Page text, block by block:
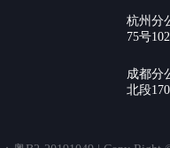
杭州分
75号
成都分
北段